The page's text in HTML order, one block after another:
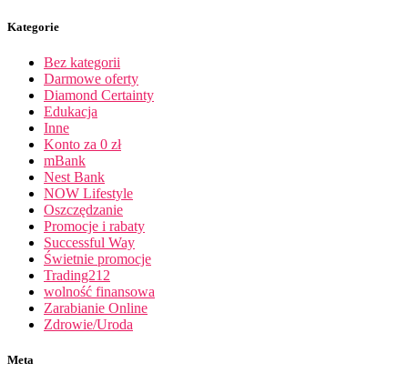
Kategorie
Bez kategorii
Darmowe oferty
Diamond Certainty
Edukacja
Inne
Konto za 0 zł
mBank
Nest Bank
NOW Lifestyle
Oszczędzanie
Promocje i rabaty
Successful Way
Świetnie promocje
Trading212
wolność finansowa
Zarabianie Online
Zdrowie/Uroda
Meta